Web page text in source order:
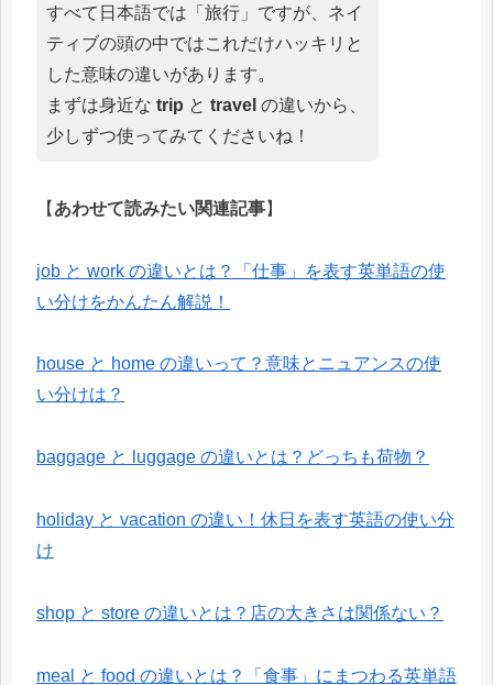
すべて日本語では「旅行」ですが、ネイ
ティブの頭の中ではこれだけハッキリと
した意味の違いがあります。
まずは身近な trip と travel の違いから、
少しずつ使ってみてくださいね！
【 あわせて読みたい関連記事】
job と work の違いとは？「仕事」を表す英単語の使
い分けをかんたん解説！
house と home の違いって？意味とニュアンスの使
い分けは？
baggage と luggage の違いとは？どっちも荷物？
holiday と vacation の違い！休日を表す英語の使い分
け
shop と store の違いとは？店の大きさは関係ない？
meal と food の違いとは？「食事」にまつわる英単語